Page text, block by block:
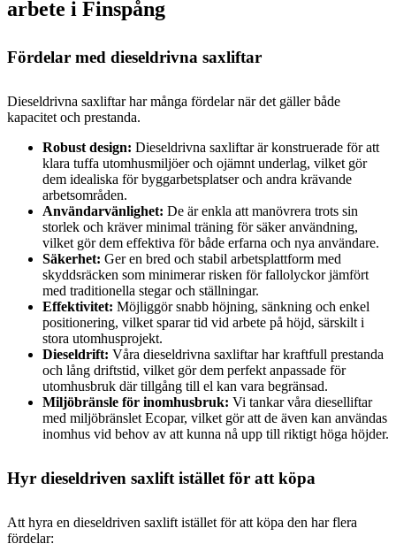
arbete i Finspång
Fördelar med dieseldrivna saxliftar
Dieseldrivna saxliftar har många fördelar när det gäller både
kapacitet och prestanda.
Robust design: Dieseldrivna saxliftar är konstruerade för att
klara tuffa utomhusmiljöer och ojämnt underlag, vilket gör
dem idealiska för byggarbetsplatser och andra krävande
arbetsområden.
Användarvänlighet: De är enkla att manövrera trots sin
storlek och kräver minimal träning för säker användning,
vilket gör dem effektiva för både erfarna och nya användare.
Säkerhet: Ger en bred och stabil arbetsplattform med
skyddsräcken som minimerar risken för fallolyckor jämfört
med traditionella stegar och ställningar.
Effektivitet: Möjliggör snabb höjning, sänkning och enkel
positionering, vilket sparar tid vid arbete på höjd, särskilt i
stora utomhusprojekt.
Dieseldrift: Våra dieseldrivna saxliftar har kraftfull prestanda
och lång driftstid, vilket gör dem perfekt anpassade för
utomhusbruk där tillgång till el kan vara begränsad.
Miljöbränsle för inomhusbruk: Vi tankar våra dieselliftar
med miljöbränslet Ecopar, vilket gör att de även kan användas
inomhus vid behov av att kunna nå upp till riktigt höga höjder.
Hyr dieseldriven saxlift istället för att köpa
Att hyra en dieseldriven saxlift istället för att köpa den har flera
fördelar: